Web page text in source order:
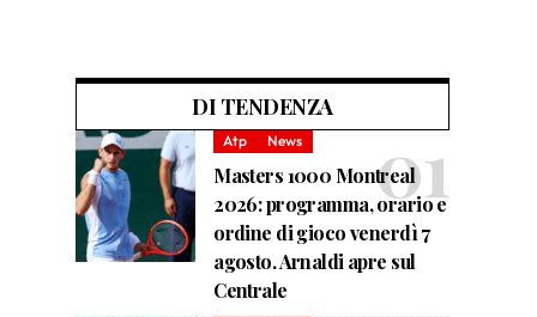
DI TENDENZA
Atp News
Masters 1000 Montreal
2026: programma, orario e
ordine di gioco venerdì 7
agosto. Arnaldi apre sul
Centrale